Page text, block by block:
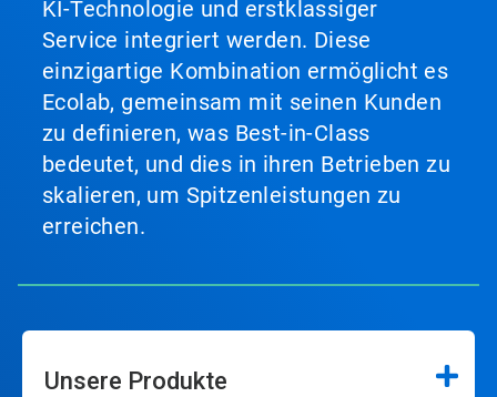
KI-Technologie und erstklassiger
Service integriert werden. Diese
einzigartige Kombination ermöglicht es
Ecolab, gemeinsam mit seinen Kunden
zu definieren, was Best-in-Class
bedeutet, und dies in ihren Betrieben zu
skalieren, um Spitzenleistungen zu
erreichen.
Unsere Produkte